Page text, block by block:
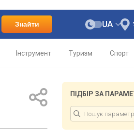
Знайти UA
Інструмент Туризм Спорт
ПІДБІР ЗА